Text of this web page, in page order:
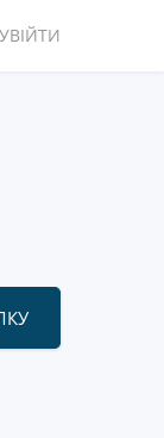
УВІЙТИ